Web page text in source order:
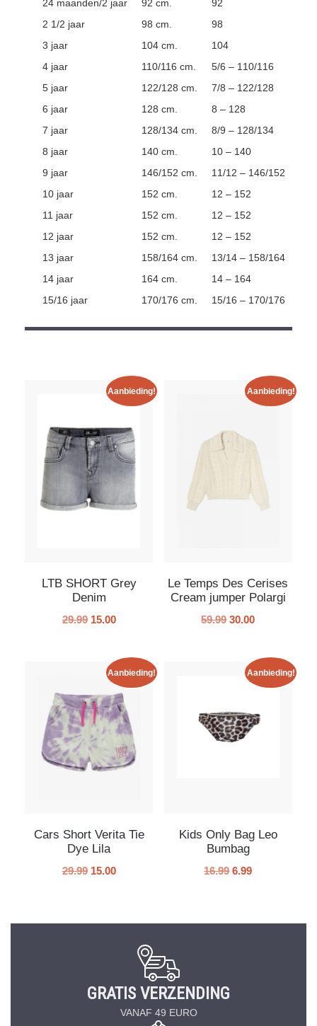
24 maanden/2 jaar 92 cm.
92
2 1/2 jaar
98 cm.
98
3 jaar
104 cm.
104
4 jaar
110/116 cm.
5/6 – 110/116
5 jaar
122/128 cm.
7/8 – 122/128
6 jaar
128 cm.
8 – 128
7 jaar
128/134 cm.
8/9 – 128/134
8 jaar
140 cm.
10 – 140
9 jaar
146/152 cm.
11/12 – 146/152
10 jaar
152 cm.
12 – 152
11 jaar
152 cm.
12 – 152
12 jaar
152 cm.
12 – 152
13 jaar
158/164 cm.
13/14 – 158/164
14 jaar
164 cm.
14 – 164
15/16 jaar
170/176 cm. 15/16 – 170/176
Aanbieding!
LTB SHORT Grey
Denim
29.99 15.00
Aanbieding!
Le Temps Des Cerises
Cream jumper Polargi
59.99 30.00
Aanbieding!
Cars Short Verita Tie
Dye Lila
29.99 15.00
Aanbieding!
Kids Only Bag Leo
Bumbag
16.99 6.99
GRATIS VERZENDING
VANAF 49 EURO